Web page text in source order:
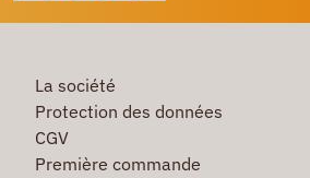
La société
Protection des données
CGV
Première commande